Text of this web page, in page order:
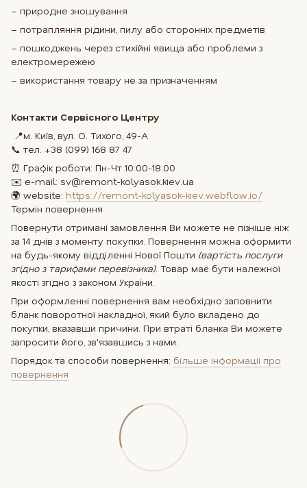
– природне зношування
– потрапляння рідини, пилу або сторонніх предметів
– пошкоджень через стихійні явища або проблеми з
електромережею
– використання товару не за призначенням
Контакти Сервісного Центру
📍м. Київ, вул. О. Тихого, 49-А
📞 тел. +38 (099) 168 87 47
⏰ Графік роботи: Пн-Чт 10:00-18:00
✉️ e-mail: sv@remont-kolyasok.kiev.ua
🌍 website: https://remont-kolyasok-kiev.webflow.io/
Термін повернення
Повернути отримані замовлення Ви можете не пізніше ніж
за 14 днів з моменту покупки. Повернення можна оформити
на будь-якому відділенні Нової Пошти (вартість послуги
згідно з тарифами перевізника). Товар має бути належної
якості згідно з законом України.
При оформленні повернення вам необхідно заповнити
бланк поворотної накладної, який було вкладено до
покупки, вказавши причини. При втраті бланка Ви можете
запросити його, зв'язавшись з нами.
Порядок та способи повернення: більше інформаціі про
повернення